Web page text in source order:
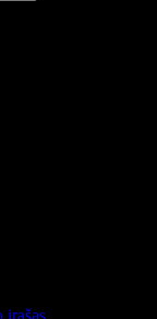
įrašas